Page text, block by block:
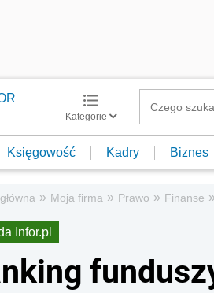
Kategorie
Księgowość Kadry Biznes
» Moja firma » Prawo » Finanse »
Infor.pl